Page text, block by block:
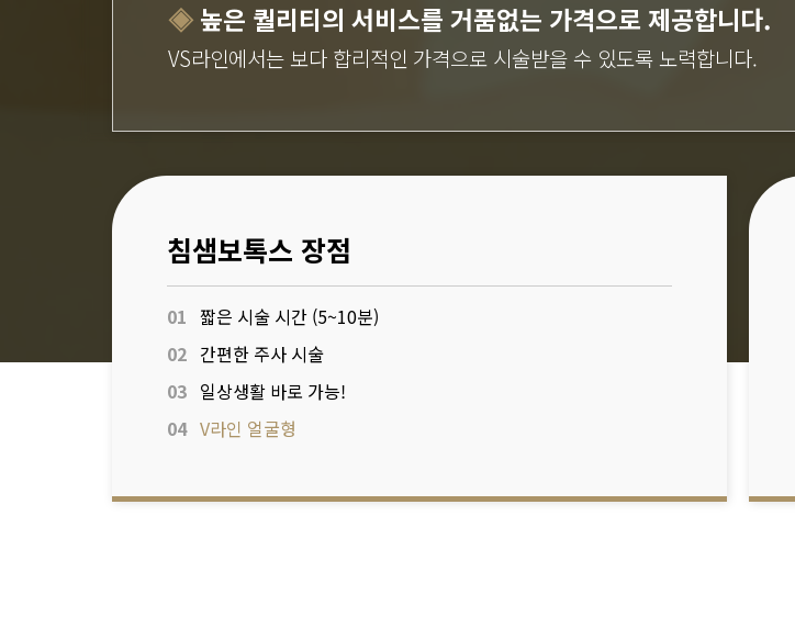
◈ 높은 퀄리티의 서비스를 거품없는 가격으로 제공합니다.
VS라인에서는 보다 합리적인 가격으로 시술받을 수 있도록 노력합니다.
침샘보톡스 장점
01 짧은 시술 시간 (5~10분)
02 간편한 주사 시술
03 일상생활 바로 가능!
04 V라인 얼굴형